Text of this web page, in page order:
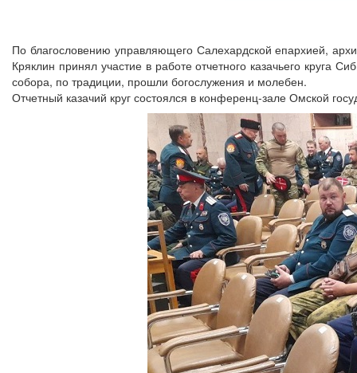
По благословению управляющего Салехардской епархией,
Кряклин принял участие в работе отчетного казачьего круга
собора, по традиции, прошли богослужения и молебен.
Отчетный казачий круг состоялся в конференц-зале Омской